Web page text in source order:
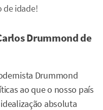
de idade!
Drummond de
Drummond
ao que o nosso país
absoluta